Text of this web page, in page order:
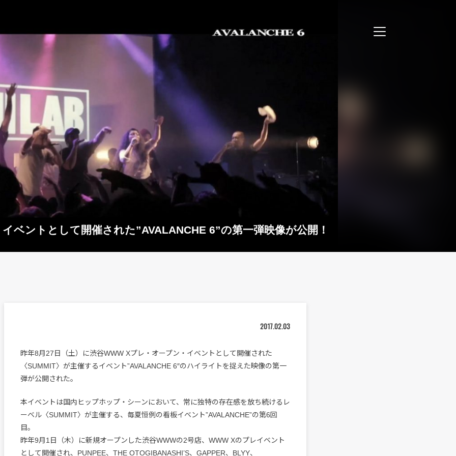
ベントとして開催された”AVALANCHE 6”の第一弾映像が公開！
2017.02.03
昨年8月27日（土）に渋谷WWW Xプレ・オープン・イベントとして開催された
〈SUMMIT〉が主催するイベント”AVALANCHE 6″のハイライトを捉えた映像の第一
弾が公開された。
本イベントは国内ヒップホップ・シーンにおいて、常に独特の存在感を放ち続けるレ
ーベル〈SUMMIT〉が主催する、毎夏恒例の看板イベント”AVALANCHE”の第6回
目。
昨年9月1日（木）に新規オープンした渋谷WWWの2号店、WWW Xのプレイベント
として開催され、PUNPEE、THE OTOGIBANASHI’S、GAPPER、BLYY、